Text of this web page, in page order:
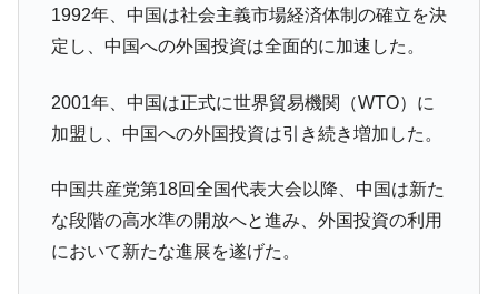
『Money1』
在韓米国大使スティールが着韓！⇒ さっそ
く空港に詰めかけ「出て行け！」「極右勢力」のプラカー
『Money1』
韓国政府「2035年までに18.4GW規模のAIデ
ータセンター整備」⇒ だから無理だってば。
『Money1』
JPモルガン「韓国レバレッジETFの清算は
『Money1』
韓国『国民年金公団』株価暴落で200兆蒸
1992年、中国は社会主義市場経済体制の確立を決
定し、中国への外国投資は全面的に加速した。
2001年、中国は正式に世界貿易機関（WTO）に
加盟し、中国への外国投資は引き続き増加した。
中国共産党第18回全国代表大会以降、中国は新た
な段階の高水準の開放へと進み、外国投資の利用
において新たな進展を遂げた。